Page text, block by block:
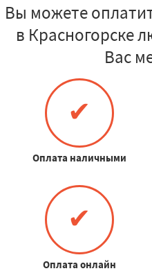
Вы можете
в Красногорске
Вас
✔
Оплата наличными
✔
Оплата онлайн